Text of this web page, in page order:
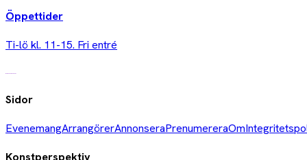
Öppettider
Ti-lö kl. 11-15. Fri entré
Sidor
EvenemangArrangörerAnnonseraPrenumereraOm
Konstperspektiv